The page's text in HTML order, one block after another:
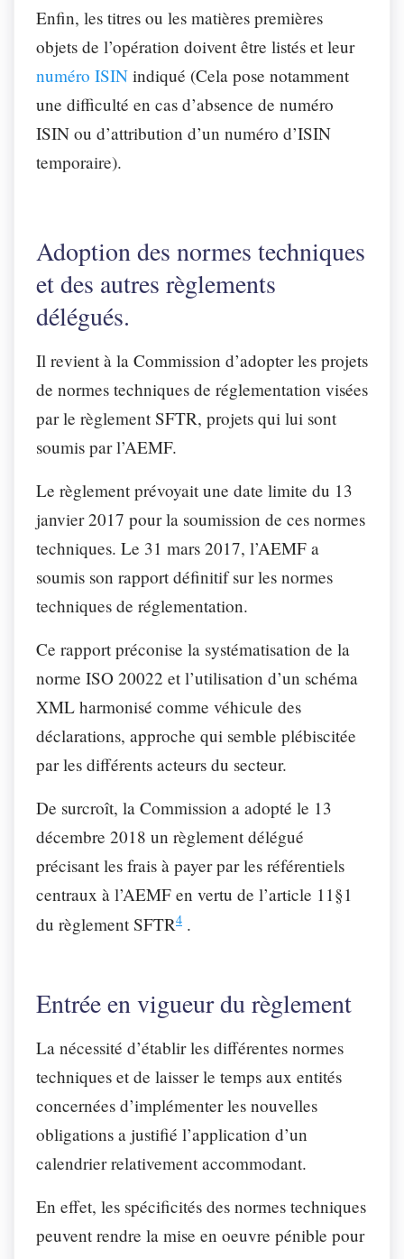
Enfin, les titres ou les matières premières
objets de l’opération doivent être listés et leur
numéro ISIN indiqué (Cela pose notamment
une difficulté en cas d’absence de numéro
ISIN ou d’attribution d’un numéro d’ISIN
temporaire).
Adoption des normes techniques
et des autres règlements
délégués.
Il revient à la Commission d’adopter les projets
de normes techniques de réglementation visées
par le règlement SFTR, projets qui lui sont
soumis par l’AEMF.
Le règlement prévoyait une date limite du 13
janvier 2017 pour la soumission de ces normes
techniques. Le 31 mars 2017, l’AEMF a
soumis son rapport définitif sur les normes
techniques de réglementation.
Ce rapport préconise la systématisation de la
norme ISO 20022 et l’utilisation d’un schéma
XML harmonisé comme véhicule des
déclarations, approche qui semble plébiscitée
par les différents acteurs du secteur.
De surcroît, la Commission a adopté le 13
décembre 2018 un règlement délégué
précisant les frais à payer par les référentiels
centraux à l’AEMF en vertu de l’article 11§1
du règlement SFTR4 .
Entrée en vigueur du règlement
La nécessité d’établir les différentes normes
techniques et de laisser le temps aux entités
concernées d’implémenter les nouvelles
obligations a justifié l’application d’un
calendrier relativement accommodant.
En effet, les spécificités des normes techniques
peuvent rendre la mise en oeuvre pénible pour